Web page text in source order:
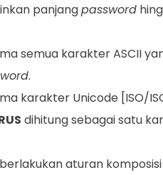
panjangpassword
semua karakter ASCII
.
karakter Unicode [ISO/
dihitung sebagai satu
aturan